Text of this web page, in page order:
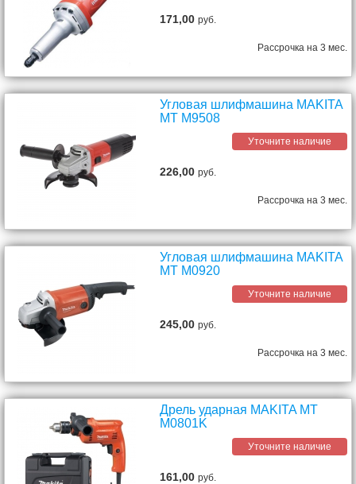
171,00руб.
Рассрочка на 3 мес.
Угловая шлифмашина MAKITA
MT M9508
Уточните наличие
226,00руб.
Рассрочка на 3 мес.
Угловая шлифмашина MAKITA
MT M0920
Уточните наличие
245,00руб.
Рассрочка на 3 мес.
Дрель ударная MAKITA MT
M0801K
Уточните наличие
161,00руб.